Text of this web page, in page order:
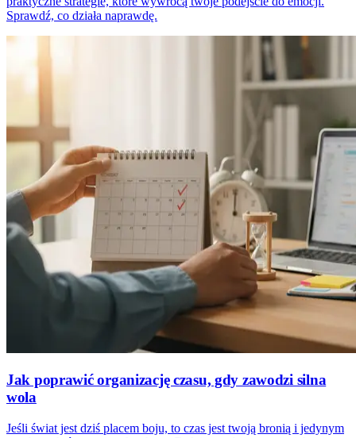
Sprawdź, co działa naprawdę.
Jak poprawić organizację czasu, gdy zawodzi silna
wola
Jeśli świat jest dziś placem boju, to czas jest twoją bronią i jedynym